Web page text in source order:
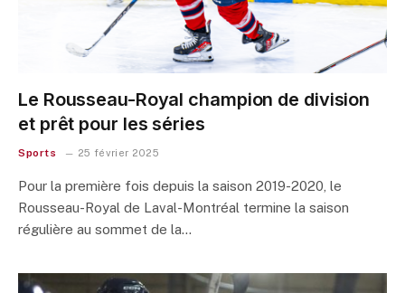
Le Rousseau-Royal champion de division
et prêt pour les séries
Sports 25 février 2025
Pour la première fois depuis la saison 2019-2020, le
Rousseau-Royal de Laval-Montréal termine la saison
régulière au sommet de la…